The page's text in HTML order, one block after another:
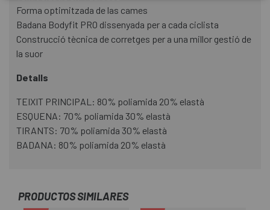
Forma optimitzada de las cames
Badana Bodyfit PRO dissenyada per a cada ciclista
Construcció tècnica de corretges per a una millor gestió de
la suor
Detalls
TEIXIT PRINCIPAL: 80% poliamida 20% elastà
ESQUENA: 70% poliamida 30% elastà
TIRANTS: 70% poliamida 30% elastà
BADANA: 80% poliamida 20% elastà
PRODUCTOS SIMILARES